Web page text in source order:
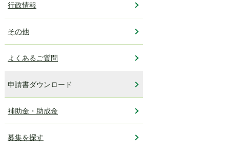
行政情報
その他
よくあるご質問
申請書ダウンロード
補助金・助成金
募集を探す